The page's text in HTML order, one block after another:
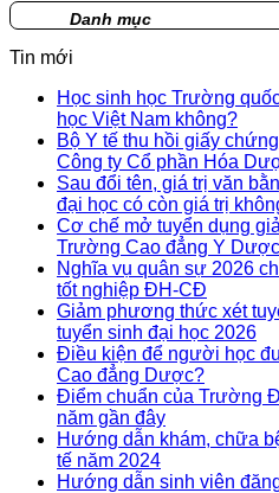
Danh mục
Tin mới
Học sinh học Trường
học Việt Nam không?
Bộ Y tế thu hồi giấy
Công ty Cổ phần Hóa
Sau đổi tên, giá trị văn
đại học có còn giá trị
Cơ chế mở tuyển dụng
Trường Cao đẳng Y Dược
Nghĩa vụ quân sự 2026
tốt nghiệp ĐH-CĐ
Giảm phương thức xét
tuyển sinh đại học 2026
Điều kiện để người học
Cao đẳng Dược?
Điểm chuẩn của Trường
năm gần đây
Hướng dẫn khám, chữa
tế năm 2024
Hướng dẫn sinh viên